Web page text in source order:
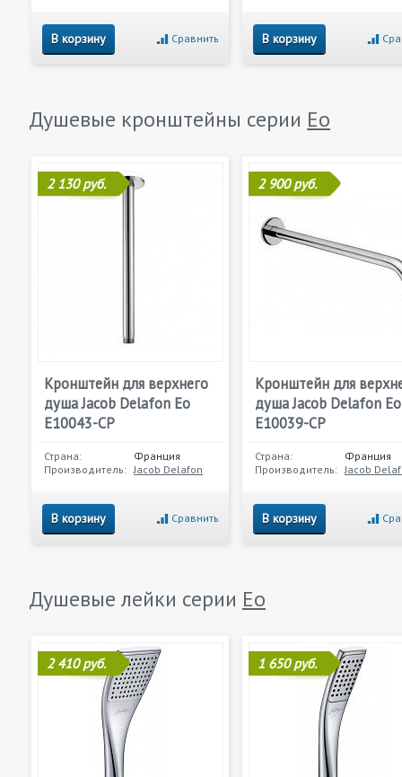
В корзину Сравнить В корзину
Душевые кронштейны серии Eo
2 130 руб.
Кронштейн для верхнего
душа Jacob Delafon Eo
E10043-CP
Страна:
Франция
Производитель: Jacob Delafon
В корзину Сравнить
2 900 руб.
Кронштейн для
душа Jacob Delafon Eo
E10039-CP
Страна:
Франция
Производитель: Jacob
В корзину
Душевые лейки серии Eo
2 410 руб. 1 650 руб.